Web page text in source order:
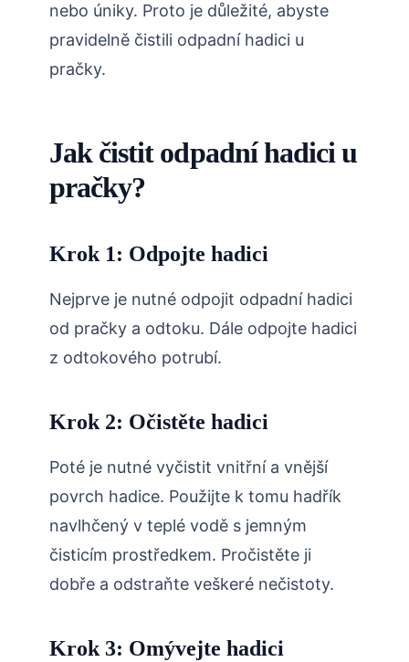
nebo úniky. Proto je důležité, abyste
pravidelně čistili odpadní hadici u
pračky.
Jak čistit odpadní hadici u
pračky?
Krok 1: Odpojte hadici
Nejprve je nutné odpojit odpadní hadici
od pračky a odtoku. Dále odpojte hadici
z odtokového potrubí.
Krok 2: Očistěte hadici
Poté je nutné vyčistit vnitřní a vnější
povrch hadice. Použijte k tomu hadřík
navlhčený v teplé vodě s jemným
čisticím prostředkem. Pročistěte ji
dobře a odstraňte veškeré nečistoty.
Krok 3: Omývejte hadici